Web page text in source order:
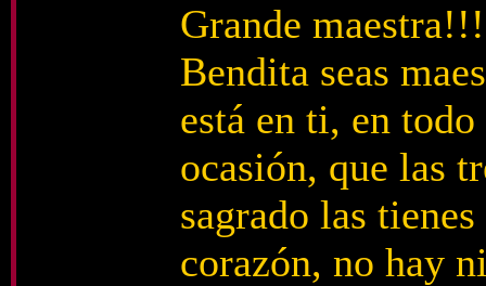
Grande
Bendita seas
está en ti, en
ocasión, que las
sagrado las
corazón, no hay